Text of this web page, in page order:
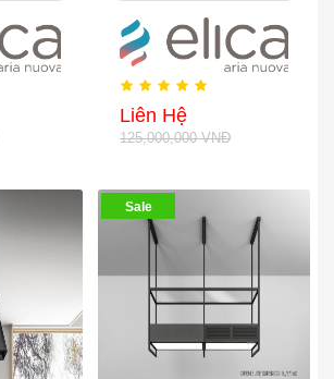
Liên Hệ
125,000,000 VNĐ
Sale